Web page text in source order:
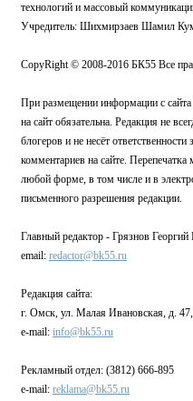
технологий и массовый
Учредитель: Шихмирзаев Шамил
CopyRight © 2008-2016 БК55 Все
При размещении информации с сайта
на сайт обязательна. Редакция не
блогеров и не несёт ответственности
комментариев на сайте. Перепечатка
любой форме, в том числе и в
письменного разрешения редакции.
Главный редактор - Грязнов Георгий
email: redactor@bk55.ru
Редакция сайта:
г. Омск, ул. Малая Ивановская, д.
e-mail: info@bk55.ru
Рекламный отдел: (3812) 666-895
e-mail: reklama@bk55.ru